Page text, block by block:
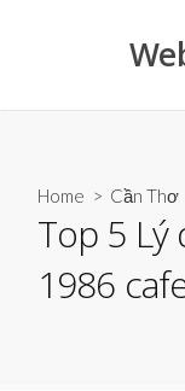
Home > Cần Thơ
Top 5 Lý
1986